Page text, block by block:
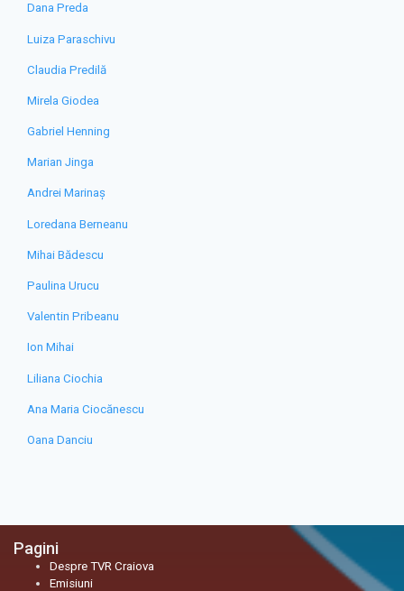
Dana Preda
Luiza Paraschivu
Claudia Predilă
Mirela Giodea
Gabriel Henning
Marian Jinga
Andrei Marinaș
Loredana Berneanu
Mihai Bădescu
Paulina Urucu
Valentin Pribeanu
Ion Mihai
Liliana Ciochia
Ana Maria Ciocănescu
Oana Danciu
Pagini
Despre TVR Craiova
Emisiuni